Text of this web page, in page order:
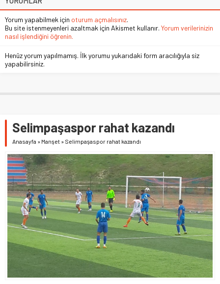
Yorum yapabilmek için oturum açmalısınız.
Bu site istenmeyenleri azaltmak için Akismet kullanır. Yorum verilerinizin
nasıl işlendiğini öğrenin.
Henüz yorum yapılmamış. İlk yorumu yukarıdaki form aracılığıyla siz
yapabilirsiniz.
Selimpaşaspor rahat kazandı
Anasayfa » Manşet » Selimpaşaspor rahat kazandı